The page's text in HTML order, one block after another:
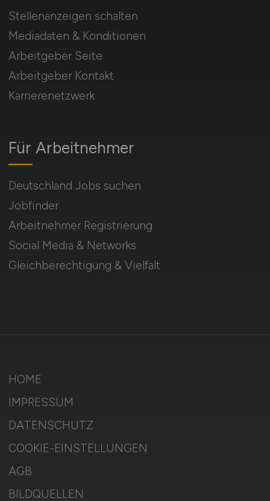
Für Arbeitnehmer
Deutschland Jobs suchen
Jobfinder
Arbeitnehmer Registrierung
Social Media & Networks
Gleichberechtigung & Vielfalt
Stellenanzeigen schalten
Mediadaten & Konditionen
Arbeitgeber Seite
Arbeitgeber Kontakt
Karrierenetzwerk
HOME
IMPRESSUM
DATENSCHUTZ
COOKIE-EINSTELLUNGEN
AGB
BILDQUELLEN